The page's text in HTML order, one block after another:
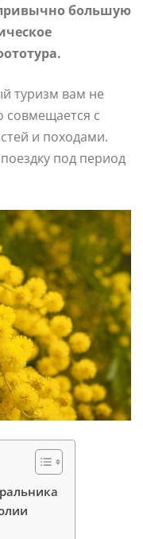
большую
туризм вам не
совмещается с
и походами.
под период